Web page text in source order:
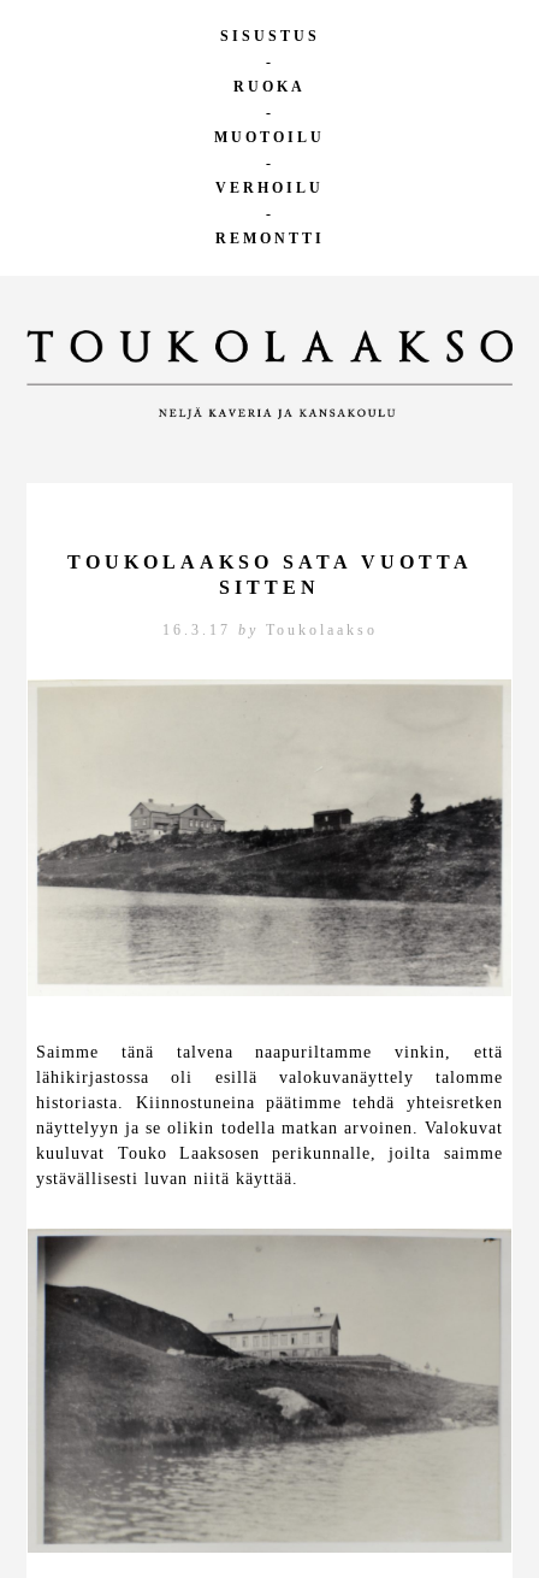
SISUSTUS
-
RUOKA
-
MUOTOILU
-
VERHOILU
-
REMONTTI
TOUKOLAAKSO SATA VUOTTA
SITTEN
16.3.17 by Toukolaakso
Saimme tänä talvena naapuriltamme vinkin, että
lähikirjastossa oli esillä valokuvanäyttely talomme
historiasta. Kiinnostuneina päätimme tehdä yhteisretken
näyttelyyn ja se olikin todella matkan arvoinen. Valokuvat
kuuluvat Touko Laaksosen perikunnalle, joilta saimme
ystävällisesti luvan niitä käyttää.